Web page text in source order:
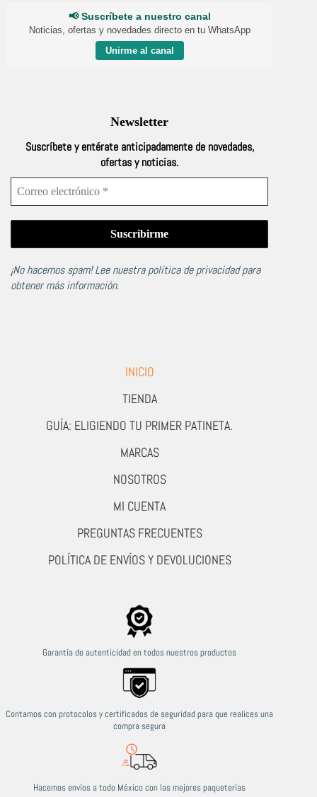
📢 Suscríbete a nuestro canal
Noticias, ofertas y novedades directo en tu WhatsApp
Unirme al canal
Newsletter
Suscríbete y entérate anticipadamente de novedades,
ofertas y noticias.
¡No hacemos spam! Lee nuestrapolítica de privacidadpara
obtener más información.
INICIO
TIENDA
GUÍA: ELIGIENDO TU PRIMER PATINETA.
MARCAS
NOSOTROS
MI CUENTA
PREGUNTAS FRECUENTES
POLÍTICA DE ENVÍOS Y DEVOLUCIONES
Garantía de autenticidad en todos nuestros productos
Contamos con protocolos y certificados de seguridad para que realices una
compra segura
Hacemos envíos a todo México con las mejores paqueterías